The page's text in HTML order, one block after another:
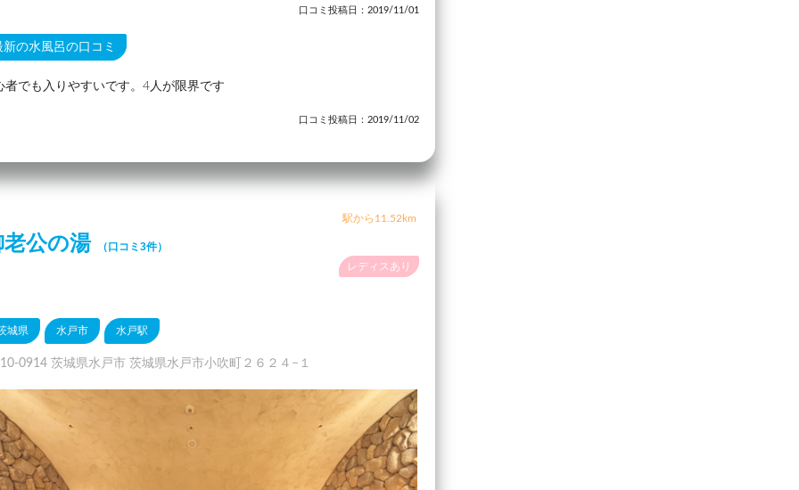
口コミ投稿日：2019/11/01
新の水風呂の口コミ
者でも入りやすいです。4人が限界です
口コミ投稿日：2019/11/02
駅から11.52km
老公の湯 （口コミ3件）
レディスあり
城県 水戸市 水戸駅
0914 茨城県水戸市 茨城県水戸市小吹町２６２４−１